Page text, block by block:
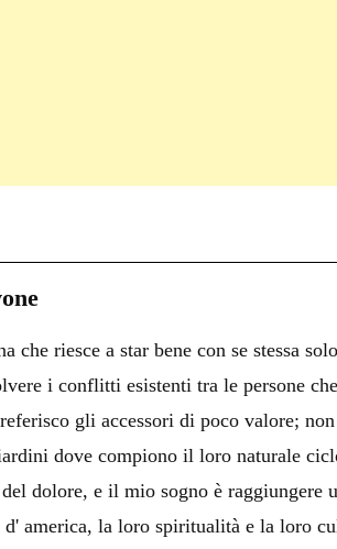
che riesce a star bene con se stessa
i conflitti esistenti tra le persone
gli accessori di poco valore;
dove compiono il loro naturale
dolore, e il mio sogno è raggiungere
america, la loro spiritualità e la loro